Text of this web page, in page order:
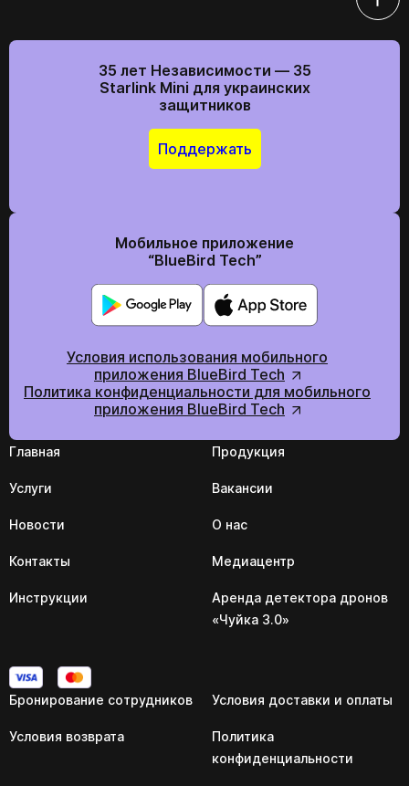
35 лет Независимости — 35
Starlink Mini для украинских
защитников
Поддержать
Мобильное приложение
“BlueBird Tech”
Условия использования мобильного
приложения BlueBird Tech
Политика конфиденциальности для мобильного
приложения BlueBird Tech
Главная Продукция
Услуги Вакансии
Новости О нас
Контакты Медиацентр
Инструкции
Аренда детектора дронов
«Чуйка 3.0»
Бронирование сотрудников Условия доставки и оплаты
Условия возврата
Политика
конфиденциальности
Отправить
Мы в социальних сетях